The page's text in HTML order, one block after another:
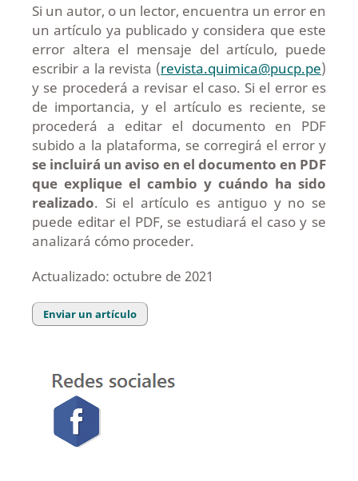
Si un autor, o un lector, encuentra un error en
un artículo ya publicado y considera que este
error altera el mensaje del artículo, puede
escribir a la revista (revista.quimica@pucp.pe)
y se procederá a revisar el caso. Si el error es
de importancia, y el artículo es reciente, se
procederá a editar el documento en PDF
subido a la plataforma, se corregirá el error y
se incluirá un aviso en el documento en PDF
que explique el cambio y cuándo ha sido
realizado. Si el artículo es antiguo y no se
puede editar el PDF, se estudiará el caso y se
analizará cómo proceder.
Actualizado: octubre de 2021
Enviar un artículo